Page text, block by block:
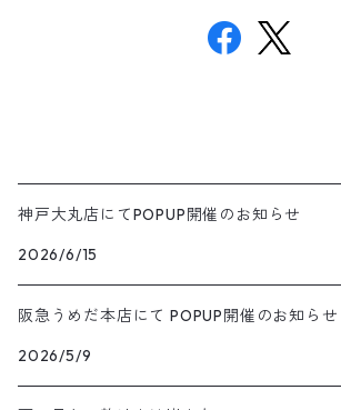
神戸大丸店にてPOPUP開催のお知らせ
2026/6/15
阪急うめだ本店にて POPUP開催のお知らせ
2026/5/9